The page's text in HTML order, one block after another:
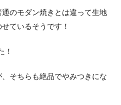
のモダン焼きとは違って生地
ているそうです！
！
そちらも絶品でやみつきにな